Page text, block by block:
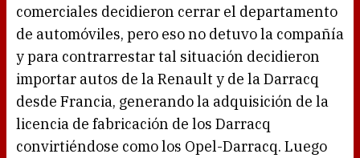
comerciales decidieron cerrar el departamento
de automóviles, pero eso no detuvo la compañía
y para contrarrestar tal situación decidieron
importar autos de la Renault y de la Darracq
desde Francia, generando la adquisición de la
licencia de fabricación de los Darracq
convirtiéndose como los Opel-Darracq. Luego